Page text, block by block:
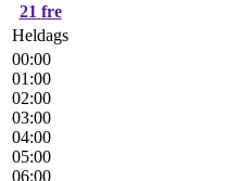
21 fre
Heldags
00:00
01:00
02:00
03:00
04:00
05:00
06:00